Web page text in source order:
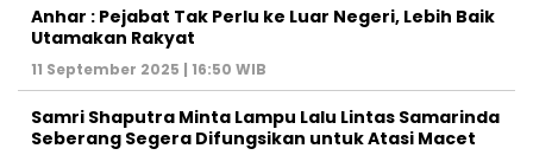
Anhar : Pejabat Tak Perlu ke Luar Negeri, Lebih Baik
Utamakan Rakyat
11 September 2025 | 16:50 WIB
Samri Shaputra Minta Lampu Lalu Lintas Samarinda
Seberang Segera Difungsikan untuk Atasi Macet